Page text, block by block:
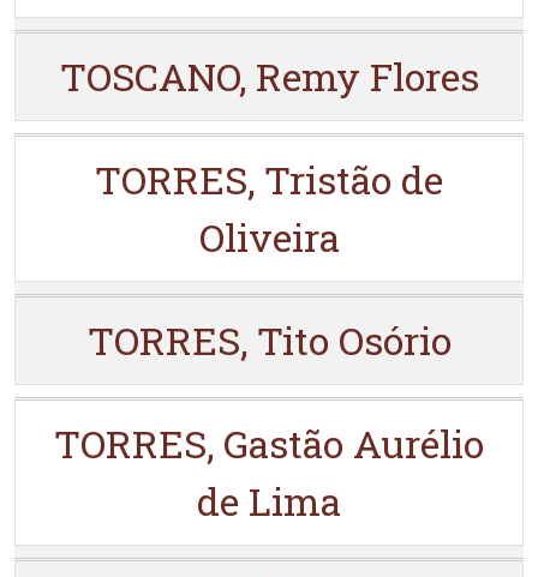
TOSCANO, Remy Flores
TORRES, Tristão de
Oliveira
TORRES, Tito Osório
TORRES, Gastão Aurélio
de Lima